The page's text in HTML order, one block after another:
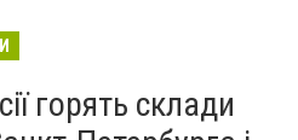
горять склади